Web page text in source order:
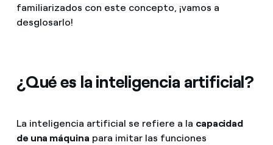
familiarizados con este concepto, ¡vamos a
desglosarlo!
¿Qué es la inteligencia artificial?
La inteligencia artificial se refiere a la capacidad
de una máquina para imitar las funciones